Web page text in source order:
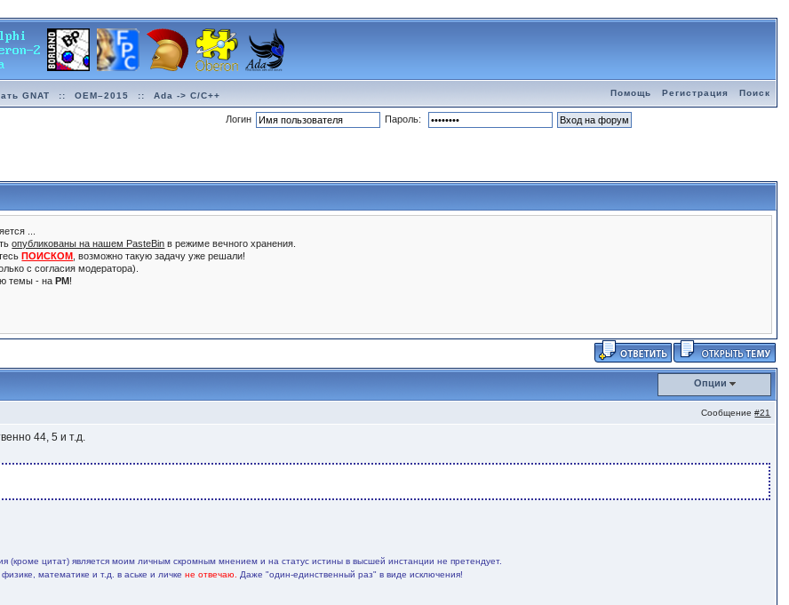
GNAT :: OEM–2015 :: Ada -> C/C++ Помощь Регистрация Поиск
Логин Пароль:
...
опубликованы на нашем PasteBin в режиме вечного хранения.
ПОИСКОМ , возможно такую задачу уже решали!
с согласия модератора).
темы - наPM!
Опции
Сообщение#21
44, 5 и т.д.
(кроме цитат) является моим личным скромным мнением и на статус истины в высшей инстанции не претендует.
математике и т.д. в аське и личкене отвечаю. Даже "один-единственный раз" в виде исключения!